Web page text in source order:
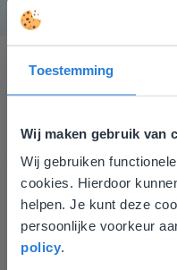
Toestemming
Wij maken gebruik van
Wij gebruiken
cookies. Hierdoor
helpen. Je kunt deze
persoonlijke voorkeur
policy.
Ik vind de
groot pluspunt van
luisteren naar
informatievoorziening
Deze
overeen met
Gezien je locatie,
liever naar de